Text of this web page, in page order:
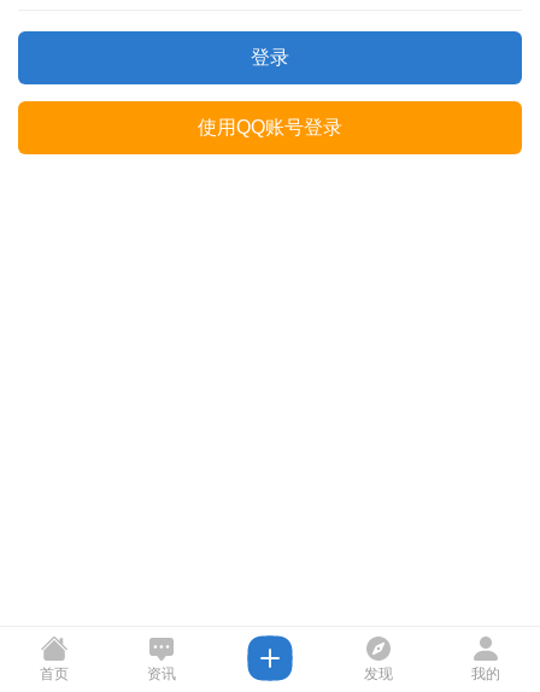
登录
使用QQ账号登录
首页 资讯 发现 我的